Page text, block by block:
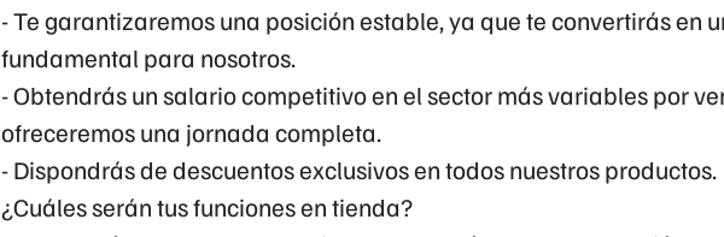
- Te garantizaremos una posición estable, ya que te convertirás en
fundamental para nosotros.
- Obtendrás un salario competitivo en el sector más variables por
ofreceremos una jornada completa.
- Dispondrás de descuentos exclusivos en todos nuestros productos.
¿Cuáles serán tus funciones en tienda?